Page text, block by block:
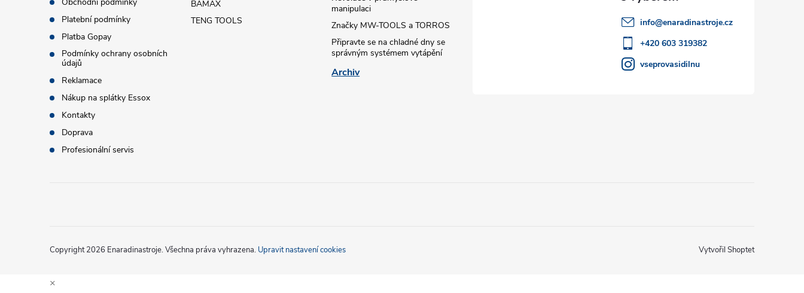
Platební podmínky
Platba Gopay
Podmínky ochrany osobních
údajů
Reklamace
Nákup na splátky Essox
Kontakty
Doprava
Profesionální servis
BAMAX
TENG TOOLS
manipulaci
Značky MW-TOOLS a TORROS
Připravte se na chladné dny se
správným systémem vytápění
Archiv
info@enaradinastroje.cz
+420 603 319382
vseprovasidilnu
Vytvořil Shoptet
Copyright 2026 Enaradinastroje. Všechna práva vyhrazena. Upravit nastavení cookies
×